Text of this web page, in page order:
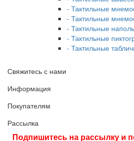
- Тактильные
- Тактильные
- Тактильные
- Тактильные
- Тактильные
Свяжитесь с нами
Информация
Покупателям
Рассылка
Подпишитесь на рассылку и